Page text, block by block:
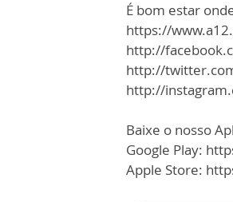
É bom estar
https://
http://
http://
http://
Baixe o nosso
Google Play:
Apple Store: